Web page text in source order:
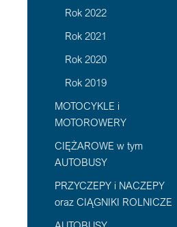
Rok 2022
Rok 2021
Rok 2020
Rok 2019
MOTOCYKLE i
MOTOROWERY
CIĘŻAROWE w tym
AUTOBUSY
PRZYCZEPY i NACZEPY
oraz CIĄGNIKI ROLNICZE